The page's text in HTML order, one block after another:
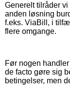
Generelt tilråder
anden løsning
f.eks. ViaBill, i
flere omgange.
Før nogen
de facto gøre sig
betingelser, men